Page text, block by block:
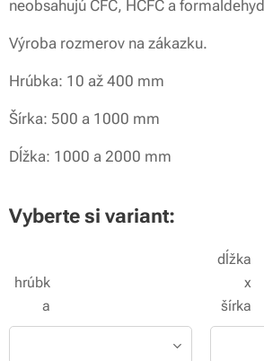
neobsahujú CFC, HCFC a formaldehyd
Výroba rozmerov na zákazku.
Hrúbka: 10 až 400 mm
Šírka: 500 a 1000 mm
Dĺžka: 1000 a 2000 mm
Vyberte si variant:
hrúbk
a
dĺžka
x
šírka